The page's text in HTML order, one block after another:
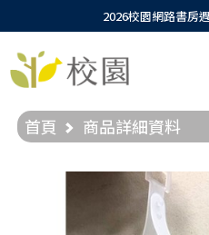
2026校園網路書房
首頁 商品詳細資料